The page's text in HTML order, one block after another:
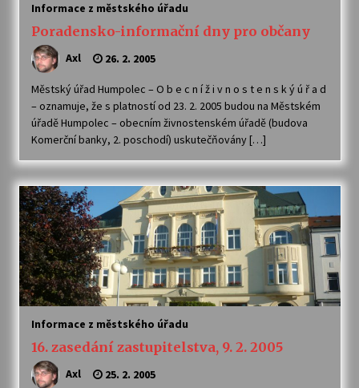
Informace z městského úřadu
Poradensko-informační dny pro občany
Axl 26. 2. 2005
Městský úřad Humpolec – O b e c n í ž i v n o s t e n s k ý ú ř a d
– oznamuje, že s platností od 23. 2. 2005 budou na Městském
úřadě Humpolec – obecním živnostenském úřadě (budova
Komerční banky, 2. poschodí) uskutečňovány […]
Informace z městského úřadu
16. zasedání zastupitelstva, 9. 2. 2005
Axl 25. 2. 2005